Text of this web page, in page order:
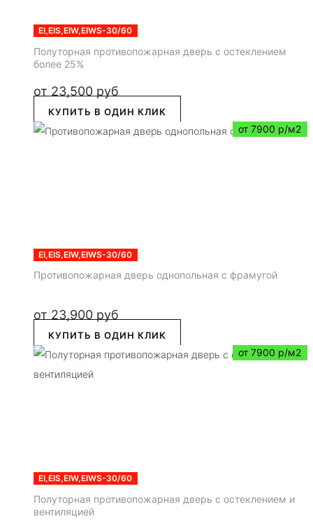
EI,EIS,EIW,EIWS-30/60
Полуторная противопожарная дверь с остеклением
более 25%
от 23,500 руб
КУПИТЬ В ОДИН КЛИК
от 7900 р/м2
EI,EIS,EIW,EIWS-30/60
Противопожарная дверь однопольная с фрамугой
от 23,900 руб
КУПИТЬ В ОДИН КЛИК
от 7900 р/м2
EI,EIS,EIW,EIWS-30/60
Полуторная противопожарная дверь с остеклением и
вентиляцией